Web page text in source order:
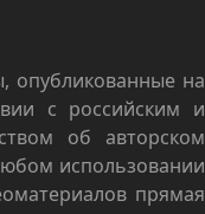
опубликованные на
с российским и
об авторском
использовании
прямая